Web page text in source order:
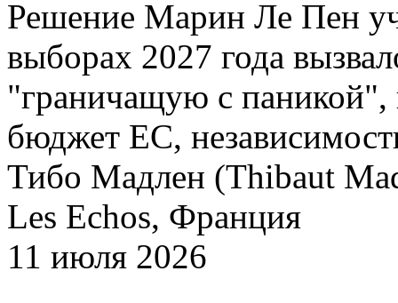
Решение Марин Ле Пен
выборах 2027 года
"граничащую с паникой",
бюджет ЕС,
Тибо Мадлен (Thibaut
Les Echos, Франция
11 июля 2026